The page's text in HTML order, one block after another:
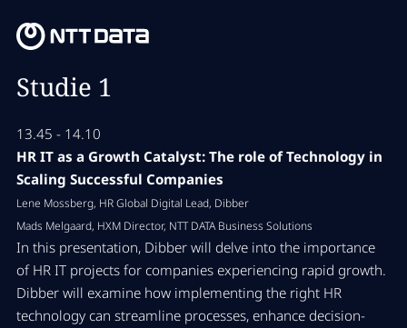
Studie 1
13.45 - 14.10
HR IT as a Growth Catalyst: The role of Technology in
Scaling Successful Companies
Lene Mossberg, HR Global Digital Lead, Dibber
Mads Melgaard, HXM Director, NTT DATA Business Solutions
In this presentation, Dibber will delve into the importance
of HR IT projects for companies experiencing rapid growth.
Dibber will examine how implementing the right HR
technology can streamline processes, enhance decision-